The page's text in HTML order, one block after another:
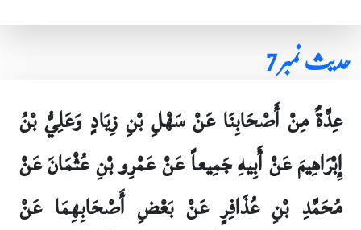
حدیث نمبر 7
عِدَّةٌ مِنْ أَصْحَابِنَا عَنْ سَهْلِ بْنِ زِيَادٍ وَعَلِيُّ بْنُ
إِبْرَاهِيمَ عَنْ أَبِيهِ جَمِيعاً عَنْ عَمْرِو بْنِ عُثْمَانَ عَنْ
مُحَمَّدِ بْنِ عُذَافِرٍ عَنْ بَعْضِ أَصْحَابِهِمَا عَنْ